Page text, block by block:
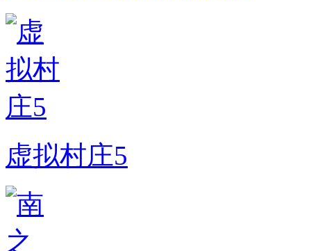
虚拟村庄5